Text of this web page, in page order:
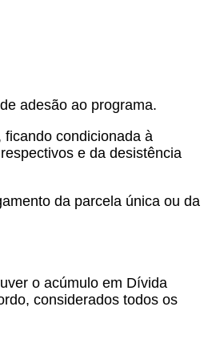
adesão ao programa.
condicionada à
e da desistência
da parcela única ou da
o acúmulo em Dívida
considerados todos os